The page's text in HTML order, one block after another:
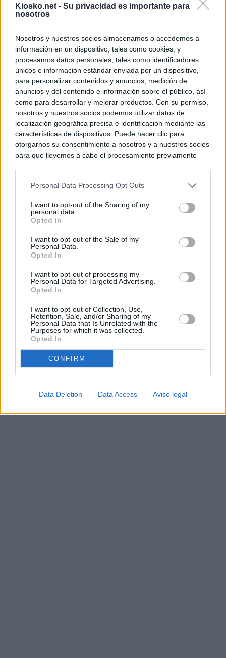
Kiosko.net - Su privacidad es importante para
nosotros
Nosotros y nuestros socios almacenamos o accedemos a
información en un dispositivo, tales como cookies, y
procesamos datos personales, tales como identificadores
únicos e información estándar enviada por un dispositivo,
para personalizar contenidos y anuncios, medición de
anuncios y del contenido e información sobre el público, así
como para desarrollar y mejorar productos. Con su permiso,
nosotros y nuestros socios podemos utilizar datos de
localización geográfica precisa e identificación mediante las
características de dispositivos. Puede hacer clic para
otorgarnos su consentimiento a nosotros y a nuestros socios
para que llevemos a cabo el procesamiento previamente
negar su consentimiento. Tenga en cuenta que algún
de su consentimiento, pero usted tiene el derecho de
rechazar tal procesamiento. Sus preferencias se aplicarán
cualquier momento entrando de nuevo en este sitio web o
visitando nuestra política de privacidad.
Personal Data Processing Opt Outs
I want to opt-out of the Sharing of my
personal data.
Opted In
I want to opt-out of the Sale of my
Personal Data.
Opted In
I want to opt-out of processing my
Personal Data for Targeted Advertising.
Opted In
I want to opt-out of Collection, Use,
Retention, Sale, and/or Sharing of my
Personal Data that Is Unrelated with the
Purposes for which it was collected.
Opted In
CONFIRM
Data Deletion Data Access Aviso legal